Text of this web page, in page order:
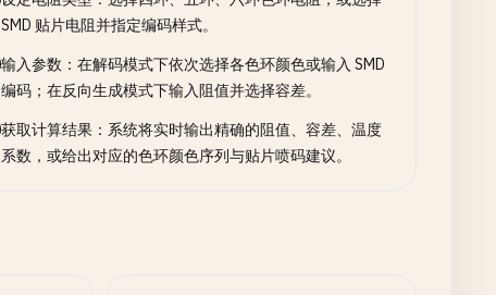
SMD 贴片电阻并指定编码样式。
输入参数：在解码模式下依次选择各色环颜色或输入 SMD
编码；在反向生成模式下输入阻值并选择容差。
获取计算结果：系统将实时输出精确的阻值、容差、温度
系数，或给出对应的色环颜色序列与贴片喷码建议。